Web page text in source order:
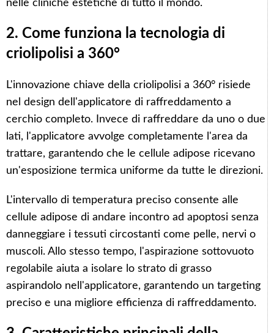
nelle cliniche estetiche di tutto il mondo.
2. Come funziona la tecnologia di
criolipolisi a 360°
L'innovazione chiave della criolipolisi a 360° risiede
nel design dell'applicatore di raffreddamento a
cerchio completo. Invece di raffreddare da uno o due
lati, l'applicatore avvolge completamente l'area da
trattare, garantendo che le cellule adipose ricevano
un'esposizione termica uniforme da tutte le direzioni.
L'intervallo di temperatura preciso consente alle
cellule adipose di andare incontro ad apoptosi senza
danneggiare i tessuti circostanti come pelle, nervi o
muscoli. Allo stesso tempo, l'aspirazione sottovuoto
regolabile aiuta a isolare lo strato di grasso
aspirandolo nell'applicatore, garantendo un targeting
preciso e una migliore efficienza di raffreddamento.